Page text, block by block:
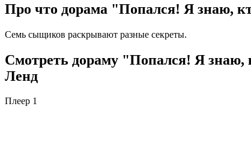
Про что дорама "Попался! Я знаю,
Семь сыщиков раскрывают разные секреты.
Смотреть дораму "Попался! Я знаю,
Ленд
Плеер 1